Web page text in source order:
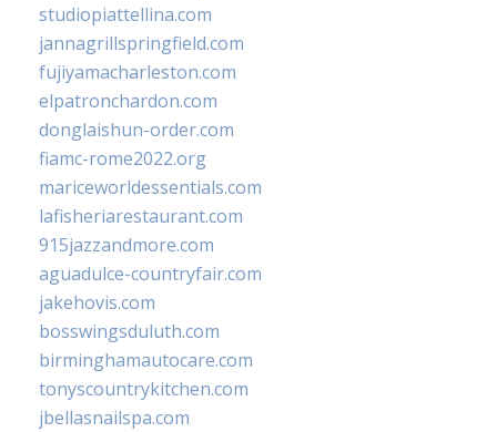
studiopiattellina.com
jannagrillspringfield.com
fujiyamacharleston.com
elpatronchardon.com
donglaishun-order.com
fiamc-rome2022.org
mariceworldessentials.com
lafisheriarestaurant.com
915jazzandmore.com
aguadulce-countryfair.com
jakehovis.com
bosswingsduluth.com
birminghamautocare.com
tonyscountrykitchen.com
jbellasnailspa.com